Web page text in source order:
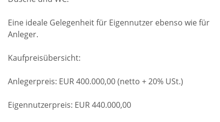
Eine ideale Gelegenheit für Eigennutzer ebenso wie für
Anleger.
Kaufpreisübersicht:
Anlegerpreis: EUR 400.000,00 (netto + 20% USt.)
Eigennutzerpreis: EUR 440.000,00